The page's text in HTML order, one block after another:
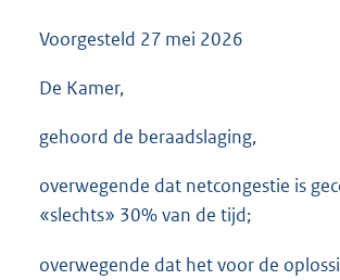
Voorgesteld 27 mei 2026
De Kamer,
gehoord de beraadslaging,
overwegende dat netcongestie is
«slechts» 30% van de tijd;
overwegende dat het voor de